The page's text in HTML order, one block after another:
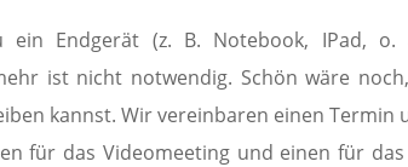
ein Endgerät (z. B. Notebook, IPad,
ist nicht notwendig. Schön wäre
kannst. Wir vereinbaren einen Termin
für das Videomeeting und einen für